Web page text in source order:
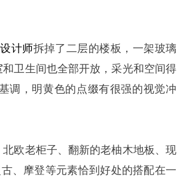
设计师拆掉了二层的楼板，一架玻璃
和卫生间也全部开放，采光和空间得
调，明黄色的点缀有很强的视觉冲
欧老柜子、翻新的老柚木地板、现
、摩登等元素恰到好处的搭配在一